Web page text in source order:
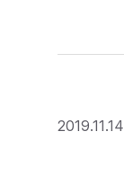
2019.11.14